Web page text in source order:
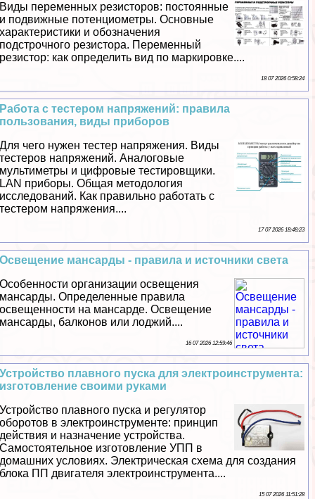
Виды переменных резисторов: постоянные
и подвижные потенциометры. Основные
хаpaктеристики и обозначения
подстрочного резистора. Переменный
резистор: как определить вид по маркировке....
18 07 2026 0:58:24
Работа с тестером напряжений: правила
пользования, виды приборов
Для чего нужен тестер напряжения. Виды
тестеров напряжений. Аналоговые
мультиметры и цифровые тестировщики.
LAN приборы. Общая методология
исследований. Как правильно работать с
тестером напряжения....
17 07 2026 18:48:23
Освещение мансарды - правила и источники света
Особенности организации освещения
мансарды. Определенные правила
освещенности на мансарде. Освещение
мансарды, балконов или лоджий....
16 07 2026 12:59:46
Устройство плавного пуска для электроинструмента:
изготовление своими руками
Устройство плавного пуска и регулятор
оборотов в электроинструменте: принцип
действия и назначение устройства.
Самостоятельное изготовление УПП в
домашних условиях. Электрическая схема для создания
блока ПП двигателя электроинструмента....
15 07 2026 11:51:28